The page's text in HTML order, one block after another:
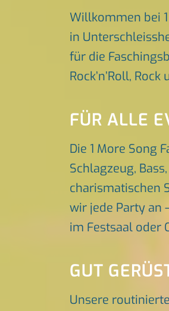
Willkommen bei
in
für die
Rock’n’Roll,
FÜR ALLE
Die 1 More Song
Schlagzeug,
charismatischen
wir jede Party an
im Festsaal oder
GUT
Unsere